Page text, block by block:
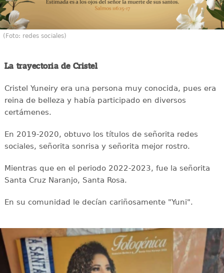
(Foto: redes sociales)
La trayectoria de Cristel
Cristel Yuneiry era una persona muy conocida, pues era
reina de belleza y había participado en diversos
certámenes.
En 2019-2020, obtuvo los títulos de señorita redes
sociales, señorita sonrisa y señorita mejor rostro.
Mientras que en el periodo 2022-2023, fue la señorita
Santa Cruz Naranjo, Santa Rosa.
En su comunidad le decían cariñosamente "Yuni".